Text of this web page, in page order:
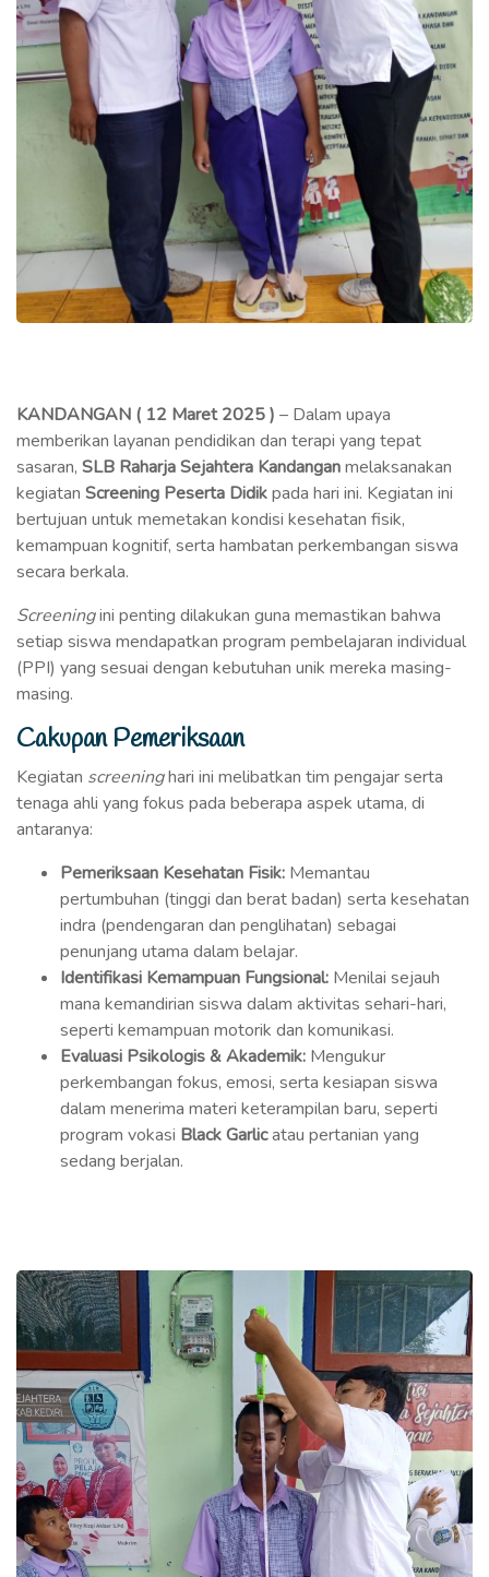
KANDANGAN ( 12 Maret 2025 ) – Dalam upaya
memberikan layanan pendidikan dan terapi yang tepat
sasaran, SLB Raharja Sejahtera Kandanganmelaksanakan
kegiatan Screening Peserta Didikpada hari ini. Kegiatan ini
bertujuan untuk memetakan kondisi kesehatan fisik,
kemampuan kognitif, serta hambatan perkembangan siswa
secara berkala.
Screeningini penting dilakukan guna memastikan bahwa
setiap siswa mendapatkan program pembelajaran individual
(PPI) yang sesuai dengan kebutuhan unik mereka masing-
masing.
Cakupan Pemeriksaan
Kegiatan screeninghari ini melibatkan tim pengajar serta
tenaga ahli yang fokus pada beberapa aspek utama, di
antaranya:
Pemeriksaan Kesehatan Fisik: Memantau
pertumbuhan (tinggi dan berat badan) serta kesehatan
indra (pendengaran dan penglihatan) sebagai
penunjang utama dalam belajar.
Identifikasi Kemampuan Fungsional: Menilai sejauh
mana kemandirian siswa dalam aktivitas sehari-hari,
seperti kemampuan motorik dan komunikasi.
Evaluasi Psikologis & Akademik: Mengukur
perkembangan fokus, emosi, serta kesiapan siswa
dalam menerima materi keterampilan baru, seperti
program vokasi Black Garlicatau pertanian yang
sedang berjalan.